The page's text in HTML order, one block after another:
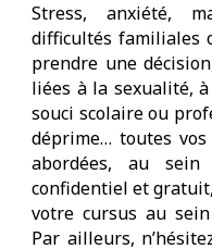
Stress, anxiété,
difficultés familiales
prendre une
liées à la sexualité, à
souci scolaire ou
déprime… toutes
abordées, au sein
confidentiel et
votre cursus au sein
Par ailleurs,